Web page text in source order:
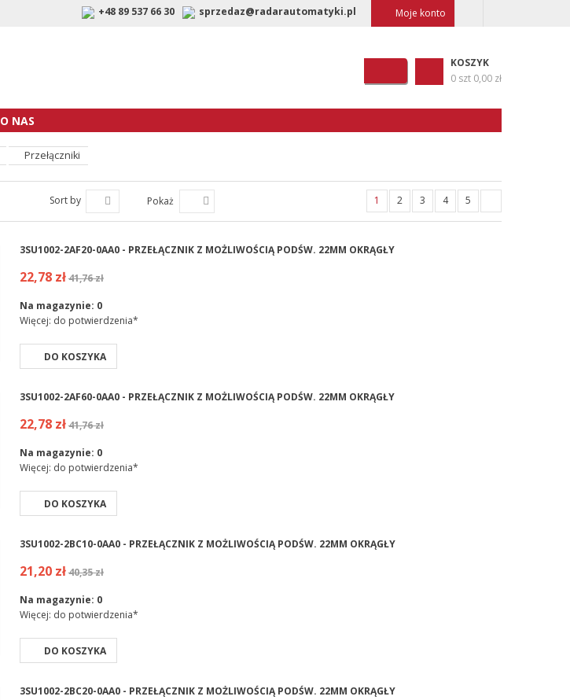
+48 89 537 66 30 sprzedaz@radarautomatyki.pl Moje konto
KOSZYK
0 szt 0,00 zł
O NAS
Przełączniki
Sort by Pokaż 1 2 3 4 5
3SU1002-2AF20-0AA0 - PRZEŁĄCZNIK Z MOŻLIWOŚCIĄ PODŚW. 22MM OKRĄGŁY
22,78 zł41,76 zł
Na magazynie: 0
Więcej: do potwierdzenia*
DO KOSZYKA
3SU1002-2AF60-0AA0 - PRZEŁĄCZNIK Z MOŻLIWOŚCIĄ PODŚW. 22MM OKRĄGŁY
22,78 zł41,76 zł
Na magazynie: 0
Więcej: do potwierdzenia*
DO KOSZYKA
3SU1002-2BC10-0AA0 - PRZEŁĄCZNIK Z MOŻLIWOŚCIĄ PODŚW. 22MM OKRĄGŁY
21,20 zł40,35 zł
Na magazynie: 0
Więcej: do potwierdzenia*
DO KOSZYKA
3SU1002-2BC20-0AA0 - PRZEŁĄCZNIK Z MOŻLIWOŚCIĄ PODŚW. 22MM OKRĄGŁY